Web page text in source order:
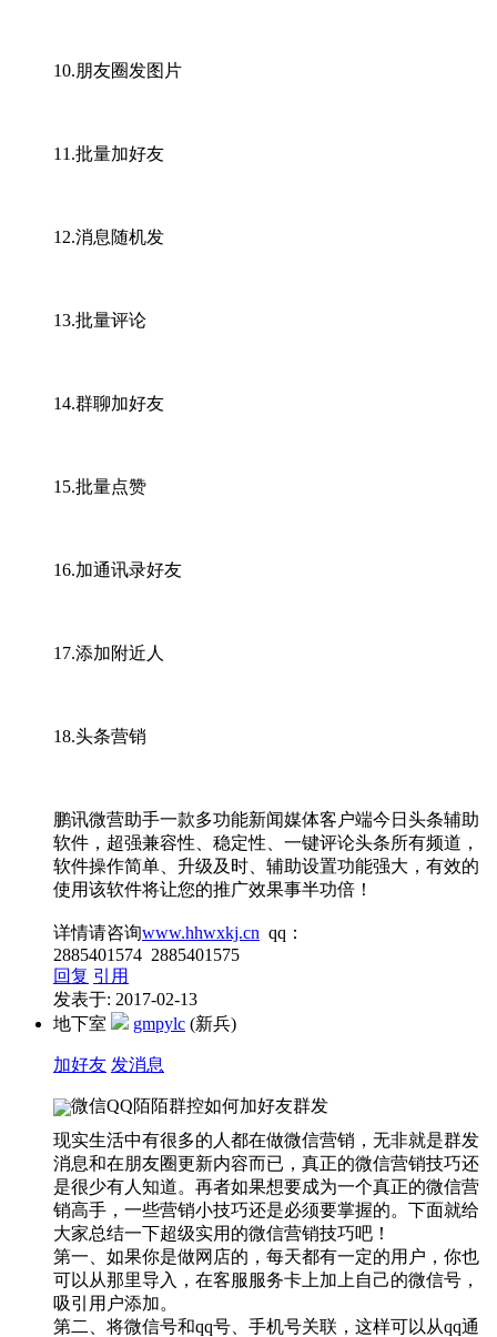
10.朋友圈发图片
11.批量加好友
12.消息随机发
13.批量评论
14.群聊加好友
15.批量点赞
16.加通讯录好友
17.添加附近人
18.头条营销
鹏讯微营助手一款多功能新闻媒体客户端今日头条辅助
软件，超强兼容性、稳定性、一键评论头条所有频道，
软件操作简单、升级及时、辅助设置功能强大，有效的
使用该软件将让您的推广效果事半功倍！
详情请咨询www.hhwxkj.cn qq：
2885401574 2885401575
回复 引用
发表于: 2017-02-13
地下室
gmpylc (新兵)
加好友 发消息
微信QQ陌陌群控如何加好友群发
现实生活中有很多的人都在做微信营销，无非就是群发
消息和在朋友圈更新内容而已，真正的微信营销技巧还
是很少有人知道。再者如果想要成为一个真正的微信营
销高手，一些营销小技巧还是必须要掌握的。下面就给
大家总结一下超级实用的微信营销技巧吧！
第一、如果你是做网店的，每天都有一定的用户，你也
可以从那里导入，在客服服务卡上加上自己的微信号，
吸引用户添加。
第二、将微信号和qq号、手机号关联，这样可以从qq通